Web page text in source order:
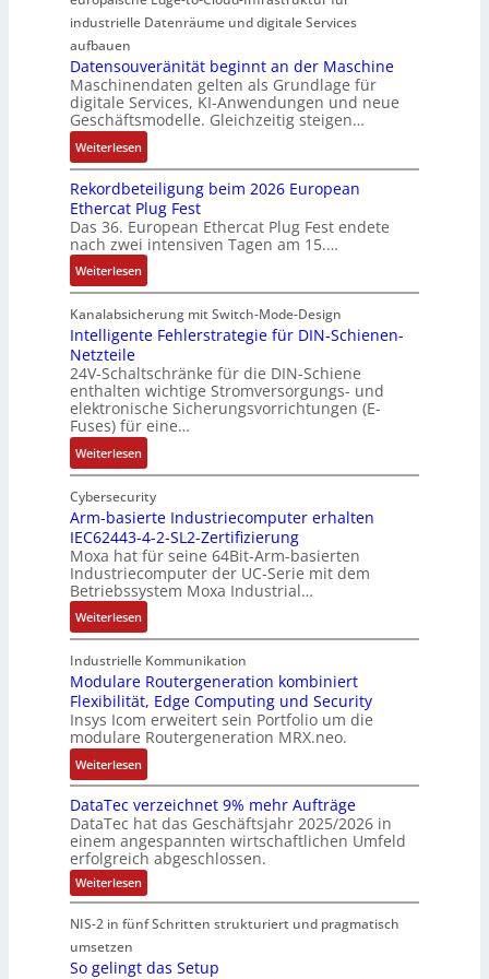
U
m
g
e
b
u
n
g
e
n
t
i
o
n
s
a
n
a
l
y
s
e
w
e
r
k
z
e
u
g
e
ü
b
e
r
w
a
c
h
t
t
h
e
r
m
i
s
c
h
e
G
e
h
ä
u
s
e
d
e
h
n
u
n
g
e
n
m
i
t
2
0
u
n
d
4
0
A
r
l
e
i
u
n
g
e
n
e
u
i
e
r
e
n
A
u
f
w
a
n
d
,
K
o
t
e
n
u
n
d
S
t
ö
r
a
n
ä
industrielle Datenräume und digitale Services
aufbauen
Datensouveränität beginnt an der Maschine
Maschinendaten gelten als Grundlage für
digitale Services, KI-Anwendungen und neue
Geschäftsmodelle. Gleichzeitig steigen…
Weiterlesen:
D
a
t
e
n
s
o
u
v
r
ä
n
i
t
ä
t
b
e
g
i
n
n
t
a
n
d
e
r
M
a
s
c
h
i
n
Rekordbeteiligung beim 2026 European
Ethercat Plug Fest
Das 36. European Ethercat Plug Fest endete
nach zwei intensiven Tagen am 15.…
Weiterlesen:
R
e
k
r
d
b
e
t
e
i
l
i
g
u
n
g
b
e
m
2
0
2
6
E
u
r
o
p
a
E
Kanalabsicherung mit Switch-Mode-Design
Intelligente Fehlerstrategie für DIN-Schienen-
Netzteile
24V-Schaltschränke für die DIN-Schiene
enthalten wichtige Stromversorgungs- und
elektronische Sicherungsvorrichtungen (E-
Fuses) für eine…
Weiterlesen:
I
n
t
e
l
l
i
g
e
n
e
F
e
h
l
e
r
s
t
r
a
t
g
Cybersecurity
Arm-basierte Industriecomputer erhalten
IEC62443-4-2-SL2-Zertifizierung
Moxa hat für seine 64Bit-Arm-basierten
Industriecomputer der UC-Serie mit dem
Betriebssystem Moxa Industrial…
Weiterlesen:
A
r
m
-
b
a
s
i
e
r
t
e
I
n
d
s
Industrielle Kommunikation
Modulare Routergeneration kombiniert
Flexibilität, Edge Computing und Security
Insys Icom erweitert sein Portfolio um die
modulare Routergeneration MRX.neo.
Weiterlesen:
M
o
d
u
l
a
r
e
o
DataTec verzeichnet 9% mehr Aufträge
DataTec hat das Geschäftsjahr 2025/2026 in
einem angespannten wirtschaftlichen Umfeld
erfolgreich abgeschlossen.
Weiterlesen:
D
t
e
NIS-2 in fünf Schritten strukturiert und pragmatisch
umsetzen
So gelingt das Setup